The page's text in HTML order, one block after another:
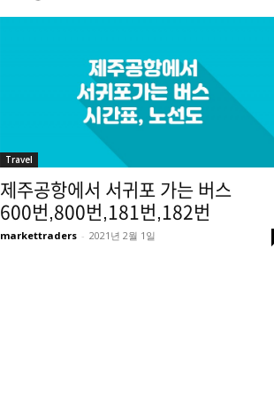
Travel
제주공항에서 서귀포 가는 버스
600번,800번,181번,182번
markettraders - 2021년 2월 1일